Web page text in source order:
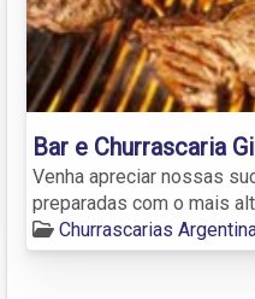
Bar e Churrascaria
Venha apreciar nossas
preparadas com o mais
Churrascarias